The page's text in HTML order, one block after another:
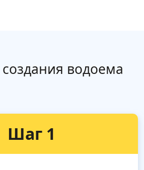
создания водоема
Шаг 1